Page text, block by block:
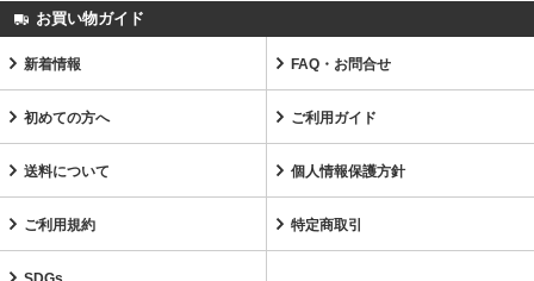
お買い物ガイド
新着情報 FAQ・お問合せ
初めての方へ ご利用ガイド
送料について 個人情報保護方針
ご利用規約 特定商取引